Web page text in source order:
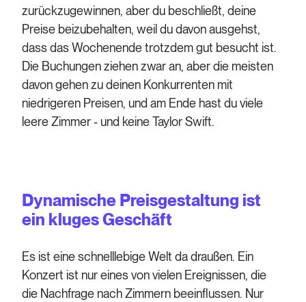
zurückzugewinnen, aber du beschließt, deine
Preise beizubehalten, weil du davon ausgehst,
dass das Wochenende trotzdem gut besucht ist.
Die Buchungen ziehen zwar an, aber die meisten
davon gehen zu deinen Konkurrenten mit
niedrigeren Preisen, und am Ende hast du viele
leere Zimmer - und keine Taylor Swift.
Dynamische Preisgestaltung ist
ein kluges Geschäft
Es ist eine schnelllebige Welt da draußen. Ein
Konzert ist nur eines von vielen Ereignissen, die
die Nachfrage nach Zimmern beeinflussen. Nur